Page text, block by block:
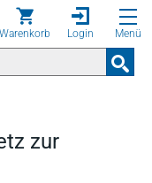
Warenkorb Login Menü
zur